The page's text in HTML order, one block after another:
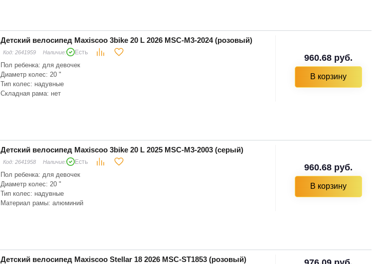
Детский велосипед Maxiscoo 3bike 20 L 2026 MSC-M3-2024 (розовый)
Код: 2641959 Наличие: Есть
Пол ребенка: для девочек
Диаметр колес: 20 "
Тип колес: надувные
Складная рама: нет
960.68 руб.
В корзину
Детский велосипед Maxiscoo 3bike 20 L 2025 MSC-M3-2003 (серый)
Код: 2641958 Наличие: Есть
Пол ребенка: для девочек
Диаметр колес: 20 "
Тип колес: надувные
Материал рамы: алюминий
960.68 руб.
В корзину
Детский велосипед Maxiscoo Stellar 18 2026 MSC-ST1853 (розовый)